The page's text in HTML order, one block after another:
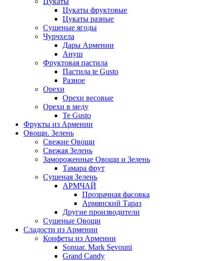
Цукаты фруктовые
Цукаты разные
Сушеные ягоды
Чурчхела
Дары Армении
Ануш
Фруктовая пастила
Пастила te Gusto
Разное
Орехи
Орехи весовые
Орехи в меду
Te Gusto
Фрукты из Армении
Овощи. Зелень
Свежие Овощи
Свежая Зелень
Замороженные Овощи и Зелень
Тамара фрут
Сушеная Зелень
АРМЧАЙ
Прозрачная фасовка
Армянский Тараз
Другие производители
Сушеные Овощи
Сладости из Армении
Конфеты из Армении
Sonuar. Mark Sevouni
Grand Candy